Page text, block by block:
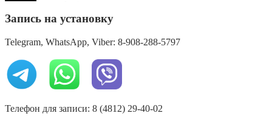
Запись на установку
Telegram, WhatsApp, Viber: 8-908-288-5797
Телефон для записи: 8 (4812) 29-40-02